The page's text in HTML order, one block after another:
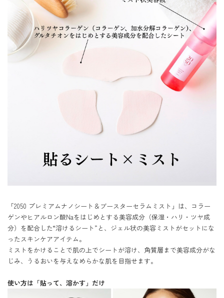
「2050 プレミアムナノシート＆ブースターセラムミスト」は、コラー
ゲンやヒアルロン酸Naをはじめとする美容成分（保湿・ハリ・ツヤ成
分）を配合した“溶けるシート”と、ジェル状の美容ミストがセットにな
ったスキンケアアイテム。
ミストをかけることで肌の上でシートが溶け、角質層まで美容成分がな
じみ、うるおいを与えなめらかな肌を目指せます。
使い方は「貼って、溶かす」だけ